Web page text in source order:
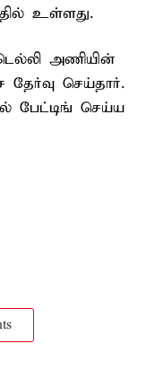
உள்ளது.
அணியின்
செய்தார்.
பேட்டிங் செய்ய